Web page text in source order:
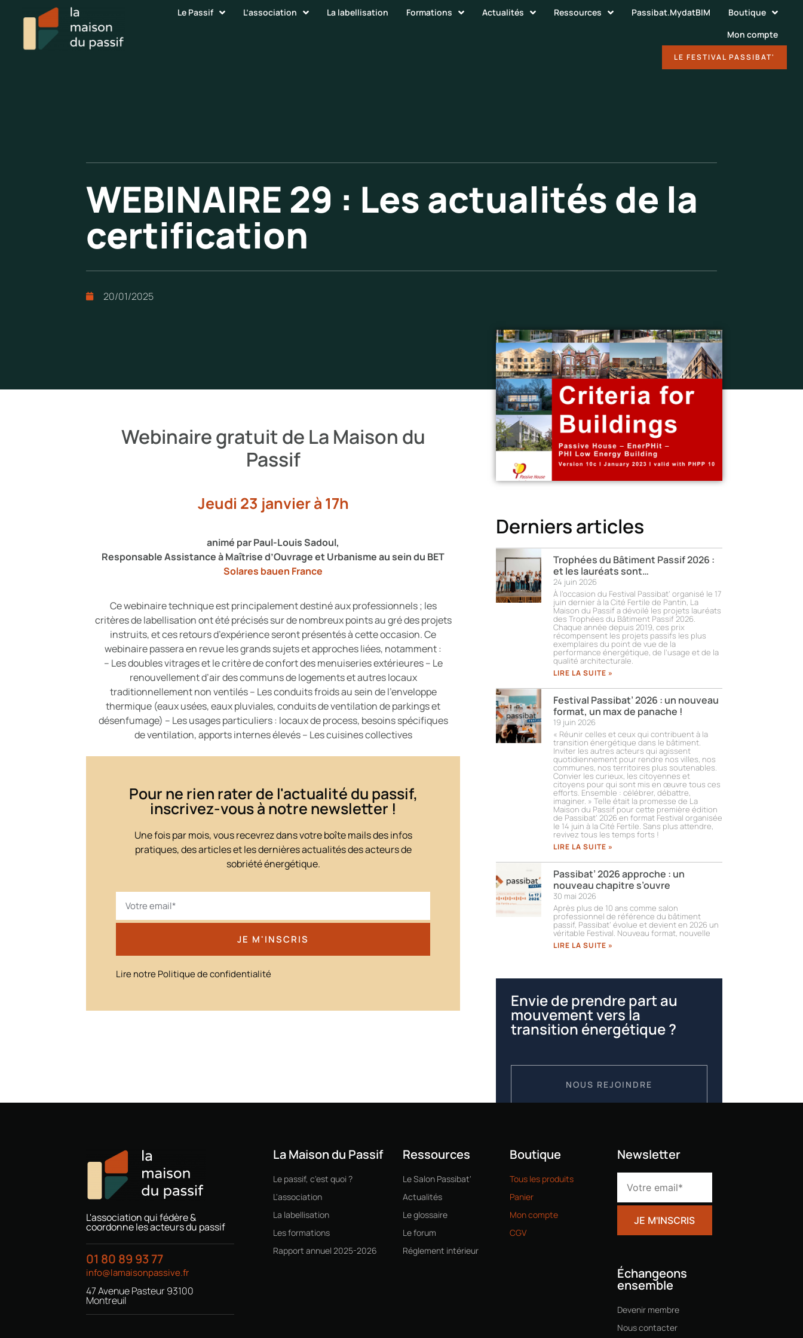
Le Passif L’association La labellisation Formations Actualités Ressources Passibat.MydatBIM
Boutique
Mon compte
LE FESTIVAL PASSIBAT'
WEBINAIRE 29 : Les actualités de la
certification
20/01/2025
Webinaire gratuit de La Maison du
Passif
Jeudi 23 janvier à 17h
animé par Paul-Louis Sadoul,
Responsable Assistance à Maîtrise d’Ouvrage et Urbanisme au sein du BET
Solares bauen France
Ce webinaire technique est principalement destiné aux professionnels ; les
critères de labellisation ont été précisés sur de nombreux points au gré des projets
instruits, et ces retours d’expérience seront présentés à cette occasion. Ce
webinaire passera en revue les grands sujets et approches liées, notamment :
– Les doubles vitrages et le critère de confort des menuiseries extérieures – Le
renouvellement d’air des communs de logements et autres locaux
traditionnellement non ventilés – Les conduits froids au sein de l’enveloppe
thermique (eaux usées, eaux pluviales, conduits de ventilation de parkings et
désenfumage) – Les usages particuliers : locaux de process, besoins spécifiques
de ventilation, apports internes élevés – Les cuisines collectives
Pour ne rien rater de l'actualité du passif,
inscrivez-vous à notre newsletter !
Une fois par mois, vous recevrez dans votre boîte mails des infos
pratiques, des articles et les dernières actualités des acteurs de
sobriété énergétique.
JE M'INSCRIS
Lire notre Politique de confidentialité
Derniers articles
Trophées du Bâtiment Passif 2026 :
et les lauréats sont…
24 juin 2026
À l’occasion du Festival Passibat’ organisé le 17
juin dernier à la Cité Fertile de Pantin, La
Maison du Passif a dévoilé les projets lauréats
des Trophées du Bâtiment Passif 2026.
Chaque année depuis 2019, ces prix
récompensent les projets passifs les plus
exemplaires du point de vue de la
performance énergétique, de l’usage et de la
qualité architecturale.
LIRE LA SUITE »
Festival Passibat’ 2026 : un nouveau
format, un max de panache !
19 juin 2026
« Réunir celles et ceux qui contribuent à la
transition énergétique dans le bâtiment.
Inviter les autres acteurs qui agissent
quotidiennement pour rendre nos villes, nos
communes, nos territoires plus soutenables.
Convier les curieux, les citoyennes et
citoyens pour qui sont mis en œuvre tous ces
efforts. Ensemble : célébrer, débattre,
imaginer. » Telle était la promesse de La
Maison du Passif pour cette première édition
de Passibat’ 2026 en format Festival organisée
le 14 juin à la Cité Fertile. Sans plus attendre,
revivez tous les temps forts !​
LIRE LA SUITE »
Passibat’ 2026 approche : un
nouveau chapitre s’ouvre
30 mai 2026
Après plus de 10 ans comme salon
professionnel de référence du bâtiment
passif, Passibat’ évolue et devient en 2026 un
véritable Festival. Nouveau format, nouvelle
LIRE LA SUITE »
Envie de prendre part au
mouvement vers la
transition énergétique ?
L'association qui fédère &
coordonne les acteurs du passif
01 80 89 93 77
info@lamaisonpassive.fr
47 Avenue Pasteur 93100
Montreuil
La Maison du Passif
Le passif, c'est quoi ?
L'association
La labellisation
Les formations
Rapport annuel 2025-2026
Ressources
Le Salon Passibat'
Actualités
Le glossaire
Le forum
Réglement intérieur
Boutique
Tous les produits
Panier
Mon compte
CGV
Newsletter
Échangeons
ensemble
Devenir membre
Nous contacter